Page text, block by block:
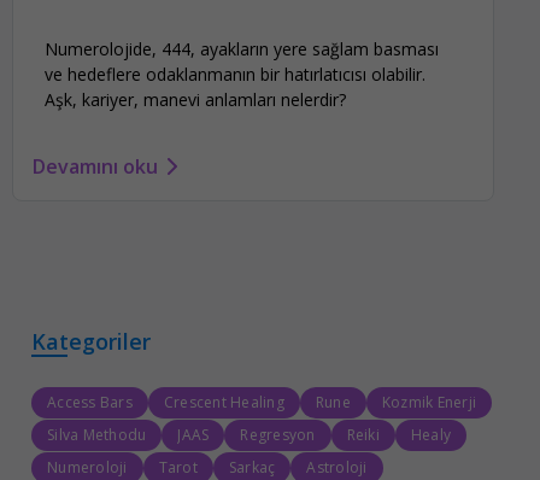
Numerolojide, 444, ayakların yere sağlam basması
ve hedeflere odaklanmanın bir hatırlatıcısı olabilir.
Aşk, kariyer, manevi anlamları nelerdir?
Devamını oku
Kategoriler
Access Bars Crescent Healing Rune
Kozmik Enerji
Silva Methodu
JAAS Regresyon Reiki
Healy
Numeroloji
Tarot Sarkaç
Astroloji